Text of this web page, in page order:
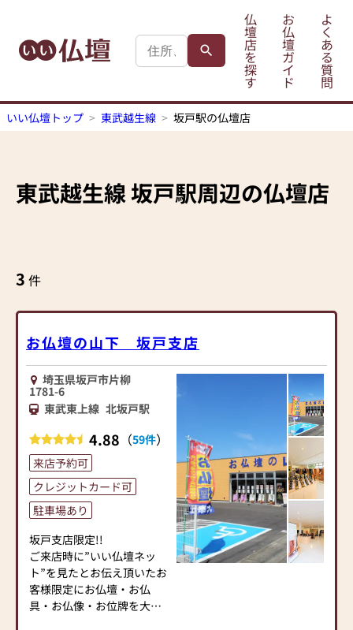
仏
壇
店
を
探
す
お
仏
壇
ガ
イ
ド
よ
く
あ
る
質
問
いい仏壇トップ 東武越生線 坂戸駅の仏壇店
東武越生線坂戸駅周辺の仏壇店
3 件
お仏壇の山下 坂戸支店
埼玉県坂戸市片柳
1781-6
東武東上線 北坂戸駅
4.88 （59件）
来店予約可
クレジットカード可
駐車場あり
坂戸支店限定!!
ご来店時に”いい仏壇ネッ
ト”を見たとお伝え頂いたお
客様限定にお仏壇・お仏
具・お仏像・お位牌を大・